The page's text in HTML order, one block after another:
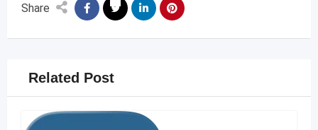
Share
Related Post